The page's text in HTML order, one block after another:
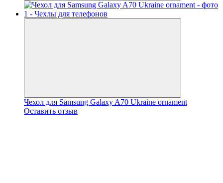
Чехол для Samsung Galaxy A70 Ukraine ornament
Оставить отзыв